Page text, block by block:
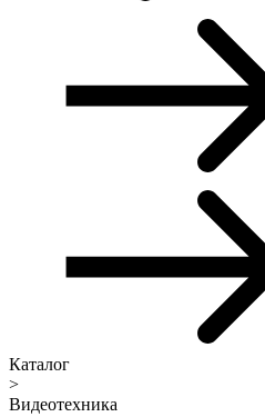
Каталог
>
Видеотехника